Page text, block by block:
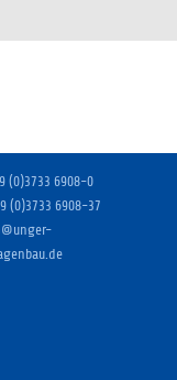
(0)3733 6908-0
(0)3733 6908-37
@unger-